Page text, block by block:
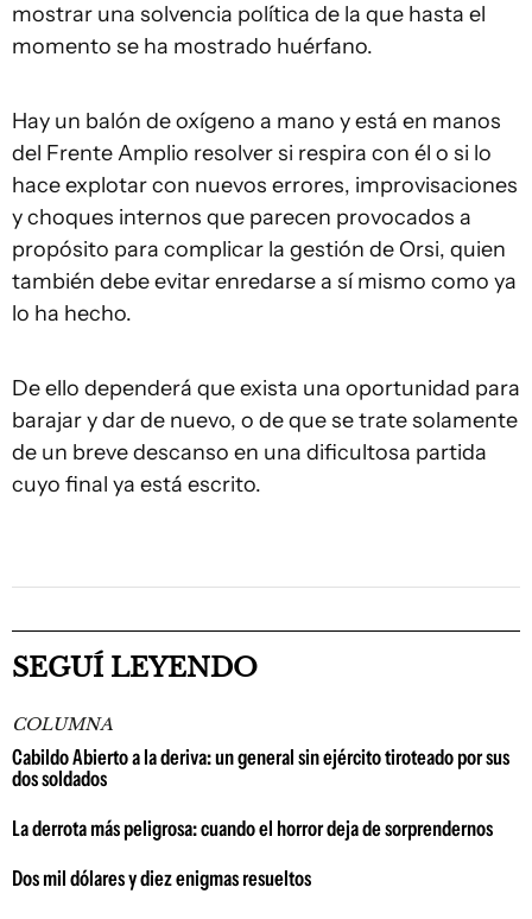
mostrar una solvencia política de la que hasta el
momento se ha mostrado huérfano.
Hay un balón de oxígeno a mano y está en manos
del Frente Amplio resolver si respira con él o si lo
hace explotar con nuevos errores, improvisaciones
y choques internos que parecen provocados a
propósito para complicar la gestión de Orsi, quien
también debe evitar enredarse a sí mismo como ya
lo ha hecho.
De ello dependerá que exista una oportunidad para
barajar y dar de nuevo, o de que se trate solamente
de un breve descanso en una dificultosa partida
cuyo final ya está escrito.
SEGUÍ LEYENDO
COLUMNA
Cabildo Abierto a la deriva: un general sin ejército tiroteado por sus
dos soldados
La derrota más peligrosa: cuando el horror deja de sorprendernos
Dos mil dólares y diez enigmas resueltos